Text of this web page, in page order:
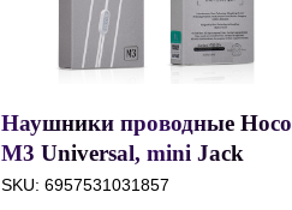
Наушники проводные Hoco
M3 Universal, mini Jack
3.5mm, 1.2 м, контроллер с
SKU: 6957531031857